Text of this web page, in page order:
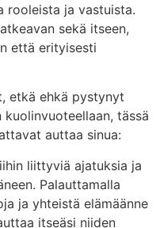
rooleista ja vastuista.
sekä itseen,
että erityisesti
etkä ehkä pystynyt
kuolinvuoteellaan, tässä
auttaa sinua:
liittyviä ajatuksia ja
Palauttamalla
ja yhteistä elämäänne
itseäsi niiden